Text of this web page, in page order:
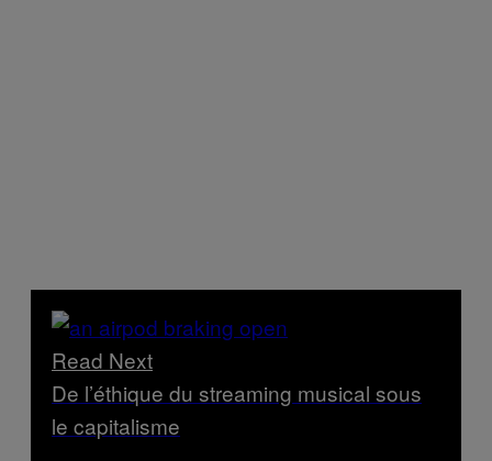
Read Next
De l’éthique du streaming musical sous
le capitalisme